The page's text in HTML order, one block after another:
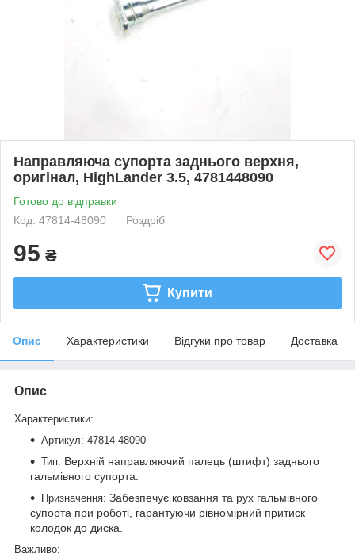
Направляюча супорта заднього верхня,
оригінал, HighLander 3.5, 4781448090
Готово до відправки
Код: 47814-48090
Роздріб
95 ₴
Купити
Опис Характеристики Відгуки про товар Доставка
Опис
Характеристики:
Артикул: 47814-48090
Тип: Верхній направляючий палець (штифт) заднього
гальмівного супорта.
Призначення: Забезпечує ковзання та рух гальмівного
супорта при роботі, гарантуючи рівномірний притиск
колодок до диска.
Важливо: